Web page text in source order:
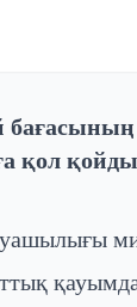
бағасының
қол қойды